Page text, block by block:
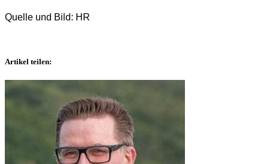
Quelle und Bild: HR
Artikel teilen: